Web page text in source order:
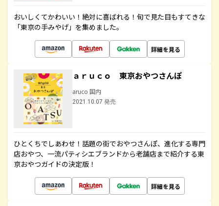
おいしくてかわいい！絶対に喜ばれる！旬で見た目もすてきな
「東京の手みやげ」を集めました。
詳細を見る
ａｒｕｃｏ 東京おやつさんぽ
aruco 国内
2021.10.07 発売
ひとくちでしあわせ！話題の街でおやつさんぽ、進化する専門
店おやつ、一流パティシエブランドから老舗店まで紹介する東
京おやつガイドの決定版！
詳細を見る